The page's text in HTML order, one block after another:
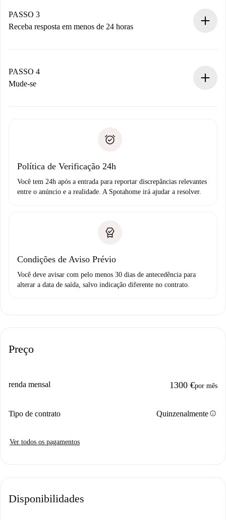
Não cobramos nada até que o proprietário confirme.
PASSO 3
Receba resposta em menos de 24 horas
proprietário.
Se recusada: não cobraremos nada e ofereceremos
Débito direto bancário
PASSO 4
Mude-se
não comunicar nenhum problema.
Política de Verificação 24h
Você tem 24h após a entrada para reportar discrepâncias relevantes
entre o anúncio e a realidade. A Spotahome irá ajudar a resolver.
Condições de Aviso Prévio
Você deve avisar com pelo menos 30 dias de antecedência para
alterar a data de saída, salvo indicação diferente no contrato.
Preço
renda mensal 1300 €por mês
Tipo de contrato Quinzenalmenteinfo
Ver todos os pagamentos
Disponibilidades